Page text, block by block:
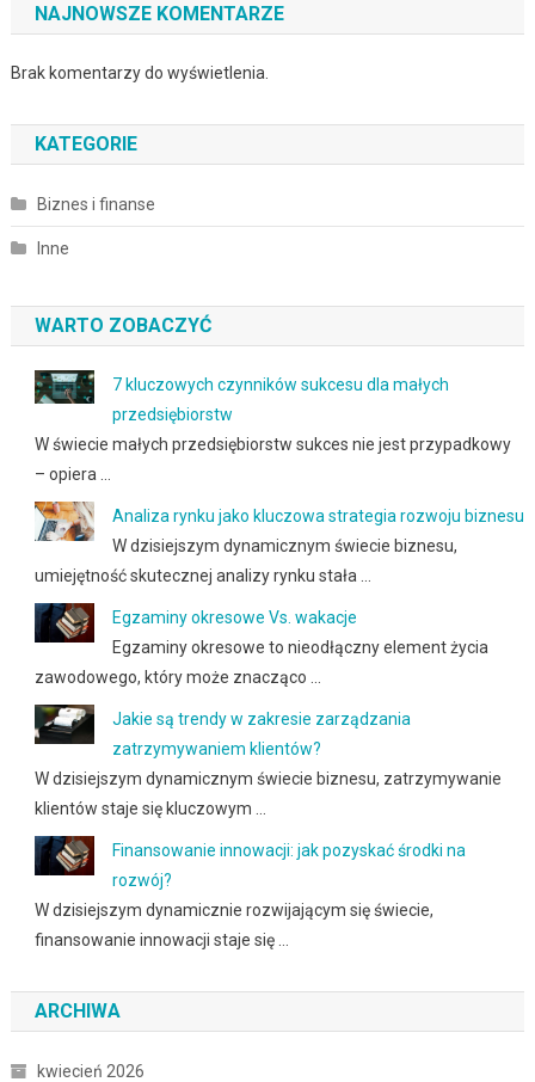
NAJNOWSZE KOMENTARZE
Brak komentarzy do wyświetlenia.
KATEGORIE
Biznes i finanse
Inne
WARTO ZOBACZYĆ
7 kluczowych czynników sukcesu dla małych
przedsiębiorstw
W świecie małych przedsiębiorstw sukces nie jest przypadkowy
– opiera …
Analiza rynku jako kluczowa strategia rozwoju biznesu
W dzisiejszym dynamicznym świecie biznesu,
umiejętność skutecznej analizy rynku stała …
Egzaminy okresowe Vs. wakacje
Egzaminy okresowe to nieodłączny element życia
zawodowego, który może znacząco …
Jakie są trendy w zakresie zarządzania
zatrzymywaniem klientów?
W dzisiejszym dynamicznym świecie biznesu, zatrzymywanie
klientów staje się kluczowym …
Finansowanie innowacji: jak pozyskać środki na
rozwój?
W dzisiejszym dynamicznie rozwijającym się świecie,
finansowanie innowacji staje się …
ARCHIWA
kwiecień 2026